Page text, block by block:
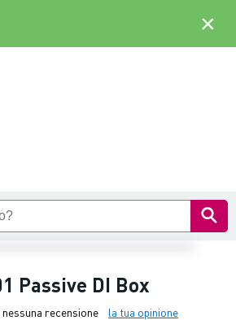
Passive DI Box
recensione la tua opinione
×